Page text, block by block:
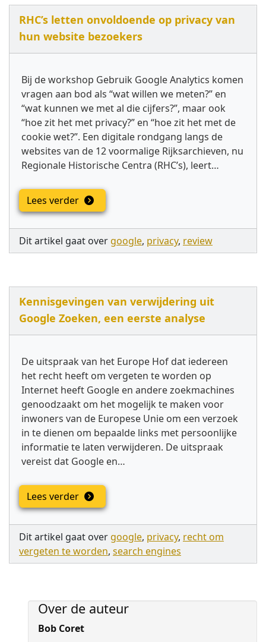
RHC’s letten onvoldoende op privacy van
hun website bezoekers
Bij de workshop Gebruik Google Analytics komen
vragen aan bod als “wat willen we meten?” en
“wat kunnen we met al die cijfers?”, maar ook
“hoe zit het met privacy?” en “hoe zit het met de
cookie wet?”. Een digitale rondgang langs de
websites van de 12 voormalige Rijksarchieven, nu
Regionale Historische Centra (RHC’s), leert…
Lees verder
Dit artikel gaat over google, privacy, review
Kennisgevingen van verwijdering uit
Google Zoeken, een eerste analyse
De uitspraak van het Europe Hof dat iedereen
het recht heeft om vergeten te worden op
Internet heeft Google en andere zoekmachines
genoodzaakt om het mogelijk te maken voor
inwoners van de Europese Unie om een verzoek
in te dienen om bepaalde links met persoonlijke
informatie te laten verwijderen. De uitspraak
vereist dat Google en…
Lees verder
Dit artikel gaat over google, privacy, recht om
vergeten te worden, search engines
Over de auteur
Bob Coret